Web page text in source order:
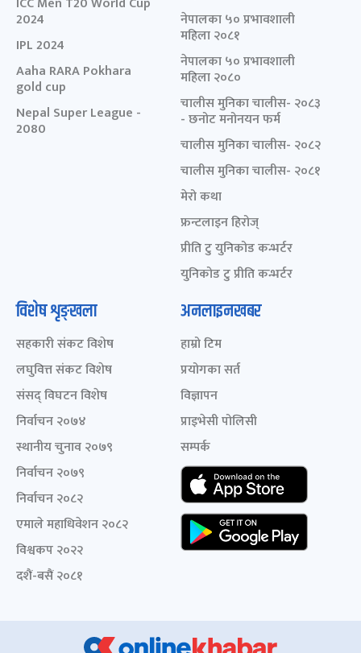
2024
IPL 2024
Aaha RARA Pokhara
gold cup
Nepal Super League -
2080
नेपालका ५० प्रभावशाली
महिला २०८१
नेपालका ५० प्रभावशाली
महिला २०८०
चालीस मुनिका चालीस- २०८३
- छनोट मनोनयन फर्म
चालीस मुनिका चालीस- २०८२
चालीस मुनिका चालीस- २०८१
मेरो कथा
फ्रन्टलाइन हिरोज्
प्रीति टु युनिकोड कन्भर्टर
युनिकोड टु प्रीति कन्भर्टर
विशेष शृङ्खला
सहकारी संकट विशेष
लघुवित्त संकट विशेष
संसद् विघटन विशेष
निर्वाचन २०७४
स्थानीय चुनाव २०७९
निर्वाचन २०७९
निर्वाचन २०८२
एमाले महाधिवेशन २०८२
विश्वकप २०२२
दशैं-बसैं २०८१
अनलाइनखबर
हाम्रो टिम
प्रयोगका सर्त
विज्ञापन
प्राइभेसी पोलिसी
सम्पर्क